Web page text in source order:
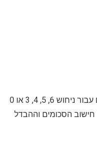
הבֵן בבהירות פיס 777: מהם הפרסים עבור ניחוש 6, 5, 4, 3 או 0
חישוב הסכומים וההבדל